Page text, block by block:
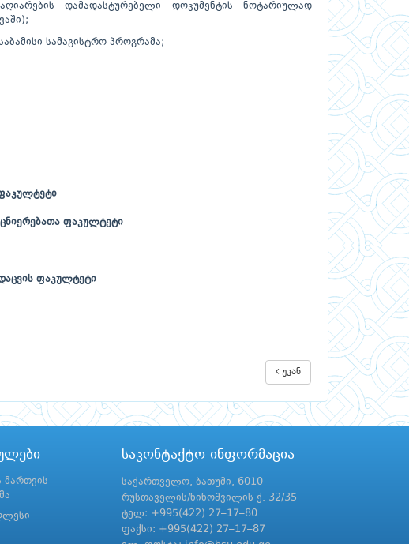
დამადასტურებელი დოკუმენტის ნოტარიულად
სამაგისტრო პროგრამა;
ფაკულტეტი
ფაკულტეტი
უკან
მართვის
საკონტაქტო ინფორმაცია
საქართველო, ბათუმი, 6010
რუსთაველის/ნინოშვილის ქ. 32/35
ტელ: +995(422) 27–17–80
ფაქსი: +995(422) 27–17–87